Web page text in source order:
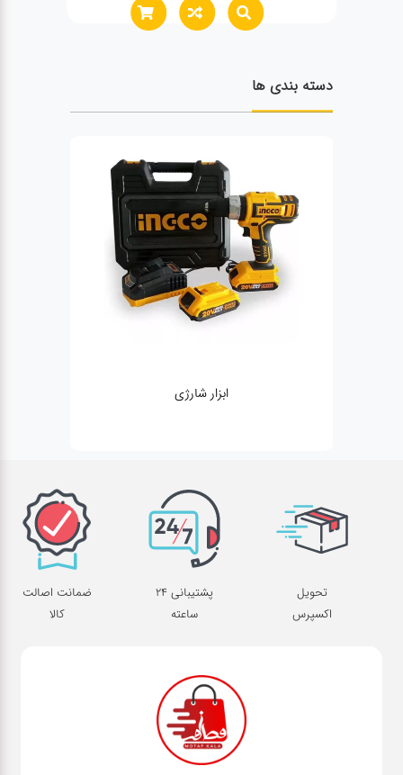
دسته بندی ها
تحویل
اکسپرس
پشتیبانی 24
ساعته
ضمانت اصالت
کالا